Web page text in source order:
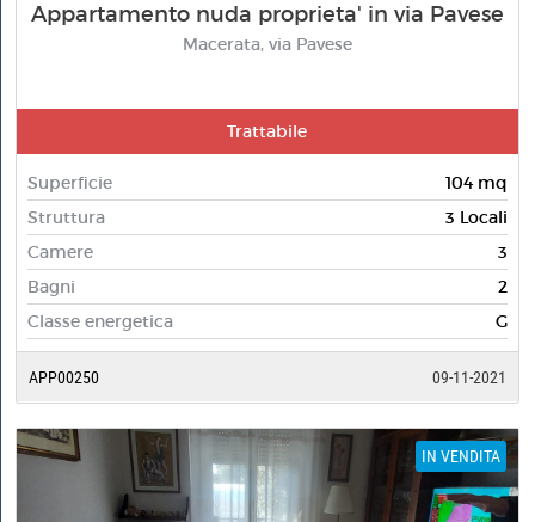
Appartamento nuda proprieta' in via Pavese
Macerata, via Pavese
Trattabile
Superficie
104 mq
Struttura
3 Locali
Camere
3
Bagni
2
Classe energetica
G
APP00250 09-11-2021
IN VENDITA